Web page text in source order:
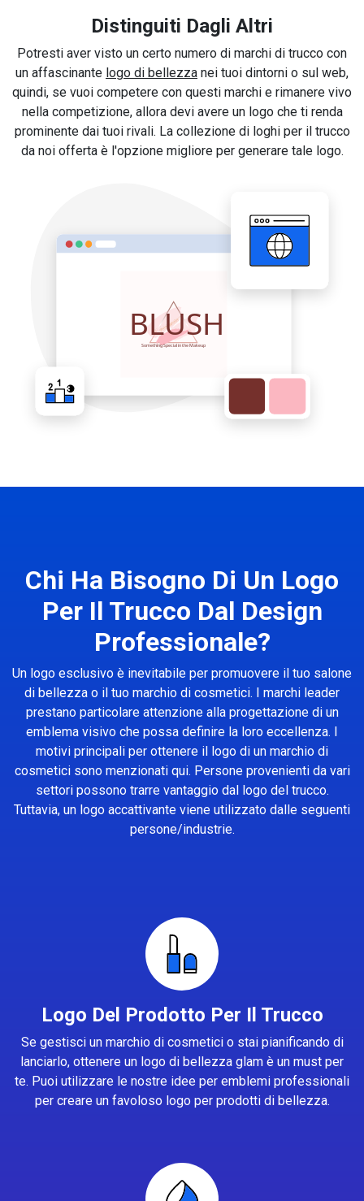
Distinguiti Dagli Altri
Potresti aver visto un certo numero di marchi di trucco con
un affascinante logo di bellezza nei tuoi dintorni o sul web,
quindi, se vuoi competere con questi marchi e rimanere vivo
nella competizione, allora devi avere un logo che ti renda
prominente dai tuoi rivali. La collezione di loghi per il trucco
da noi offerta è l'opzione migliore per generare tale logo.
Chi Ha Bisogno Di Un Logo
Per Il Trucco Dal Design
Professionale?
Un logo esclusivo è inevitabile per promuovere il tuo salone
di bellezza o il tuo marchio di cosmetici. I marchi leader
prestano particolare attenzione alla progettazione di un
emblema visivo che possa definire la loro eccellenza. I
motivi principali per ottenere il logo di un marchio di
cosmetici sono menzionati qui. Persone provenienti da vari
settori possono trarre vantaggio dal logo del trucco.
Tuttavia, un logo accattivante viene utilizzato dalle seguenti
persone/industrie.
Logo Del Prodotto Per Il Trucco
Se gestisci un marchio di cosmetici o stai pianificando di
lanciarlo, ottenere un logo di bellezza glam è un must per
te. Puoi utilizzare le nostre idee per emblemi professionali
per creare un favoloso logo per prodotti di bellezza.